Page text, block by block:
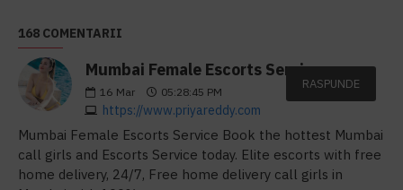
168 COMENTARII
Mumbai Female Escorts Service:
16 Mar 05:28:45 PM
https://www.priyareddy.com
RASPUNDE
Mumbai Female Escorts Service Book the hottest Mumbai
call girls and Escorts Service today. Elite escorts with free
home delivery, 24/7, Free home delivery call girls in